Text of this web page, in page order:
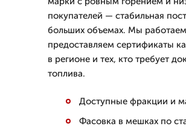
покупателей — стабильная
больших объемах. Мы
предоставляем сертификаты
в регионе и тех, кто требует
топлива.
Доступные фракции и
Фасовка в мешках по